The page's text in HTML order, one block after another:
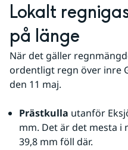
Lokalt
på länge
När det gäller
ordentligt regn över inre
den 11 maj.
Prästkulla utanför
mm. Det är det mesta i
39,8 mm föll där.